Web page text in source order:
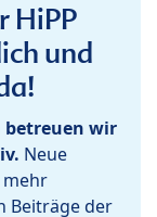
HiPP
und
betreuen wir
Neue
Beiträge der